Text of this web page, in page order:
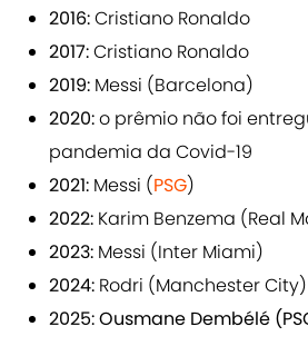
2016:Cristiano Ronaldo
2017:Cristiano Ronaldo
2019: Messi (Barcelona)
2020:o prêmio não foi
pandemia da Covid-19
2021: Messi (PSG)
2022: Karim Benzema (Real
2023: Messi (Inter Miami)
2024: Rodri (Manchester City)
2025: Ousmane Dembélé